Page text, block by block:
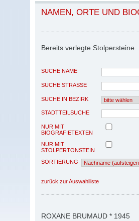
NAMEN, ORTE UND
Bereits verlegte Stolpersteine
SUCHE NAME
SUCHE STRASSE
SUCHE IN BEZIRK
STADTTEILSUCHE
NUR MIT
BIOGRAFIETEXTEN
NUR MIT
STOLPERTONSTEIN
SORTIERUNG
zurück zur Auswahlliste
ROXANE BRUMAUD * 1945